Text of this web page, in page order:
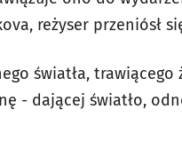
reżyser przeniósł
światła, trawiącego
- dającej światło,